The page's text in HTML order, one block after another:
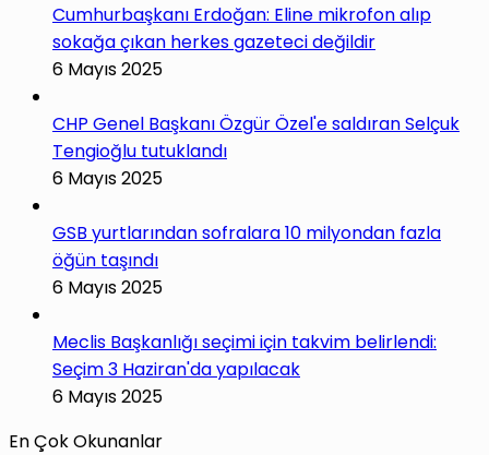
Cumhurbaşkanı Erdoğan: Eline mikrofon alıp
sokağa çıkan herkes gazeteci değildir
6 Mayıs 2025
CHP Genel Başkanı Özgür Özel'e saldıran Selçuk
Tengioğlu tutuklandı
6 Mayıs 2025
GSB yurtlarından sofralara 10 milyondan fazla
öğün taşındı
6 Mayıs 2025
Meclis Başkanlığı seçimi için takvim belirlendi:
Seçim 3 Haziran'da yapılacak
6 Mayıs 2025
En Çok Okunanlar